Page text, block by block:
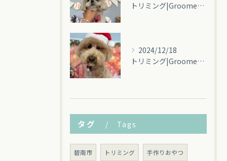
トリミング|Groomey(グルーミー)碧南市
2024/12/18
トリミング|Groomey(グルーミー)碧南市
タグ Tags
碧南市 トリミング 手作りおやつ